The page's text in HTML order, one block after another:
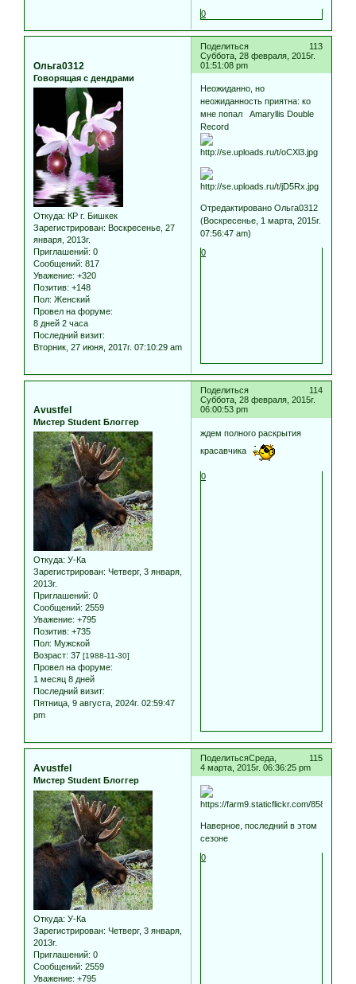
0
Поделиться
113
Суббота, 28 февраля, 2015г.
01:51:08 pm
Ольга0312
Говорящая с дендрами
Откуда: КР г. Бишкек
Зарегистрирован: Воскресенье, 27
января, 2013г.
Приглашений: 0
Сообщений: 817
Уважение: +320
Позитив: +148
Пол: Женский
Провел на форуме:
8 дней 2 часа
Последний визит:
Вторник, 27 июня, 2017г. 07:10:29 am
Неожиданно, но
неожиданность приятна: ко
мне попал Amaryllis Double
Record
Отредактировано Ольга0312
(Воскресенье, 1 марта, 2015г.
07:56:47 am)
0
Поделиться
114
Суббота, 28 февраля, 2015г.
06:00:53 pm
Avustfel
Мистер Student Блоггер
Откуда: У-Ка
Зарегистрирован: Четверг, 3 января,
2013г.
Приглашений: 0
Сообщений: 2559
Уважение: +795
Позитив: +735
Пол: Мужской
Возраст: 37 [1988-11-30]
Провел на форуме:
1 месяц 8 дней
Последний визит:
Пятница, 9 августа, 2024г. 02:59:47
pm
ждем полного раскрытия
красавчика
0
Поделиться 115
Среда,
4 марта, 2015г. 06:36:25 pm
Avustfel
Мистер Student Блоггер
Откуда: У-Ка
Зарегистрирован: Четверг, 3 января,
2013г.
Приглашений: 0
Сообщений: 2559
Уважение: +795
Наверное, последний в этом
сезоне
0